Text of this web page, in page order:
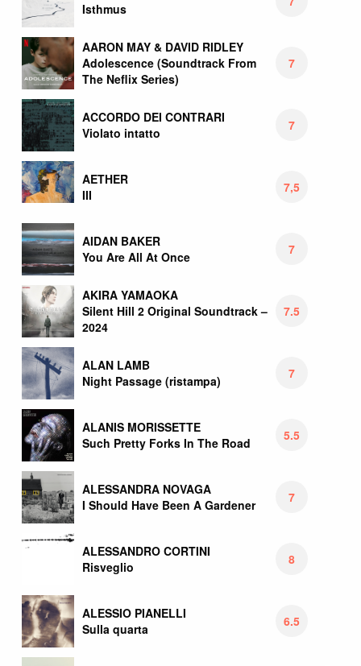
Isthmus
AARON MAY & DAVID RIDLEY
Adolescence (Soundtrack From
The Neflix Series)
7
ACCORDO DEI CONTRARI
Violato intatto
7
AETHER
III
7,5
AIDAN BAKER
You Are All At Once
7
AKIRA YAMAOKA
Silent Hill 2 Original Soundtrack –
2024
7.5
ALAN LAMB
Night Passage (ristampa)
7
ALANIS MORISSETTE
Such Pretty Forks In The Road
5.5
ALESSANDRA NOVAGA
I Should Have Been A Gardener
7
ALESSANDRO CORTINI
Risveglio
8
ALESSIO PIANELLI
Sulla quarta
6.5